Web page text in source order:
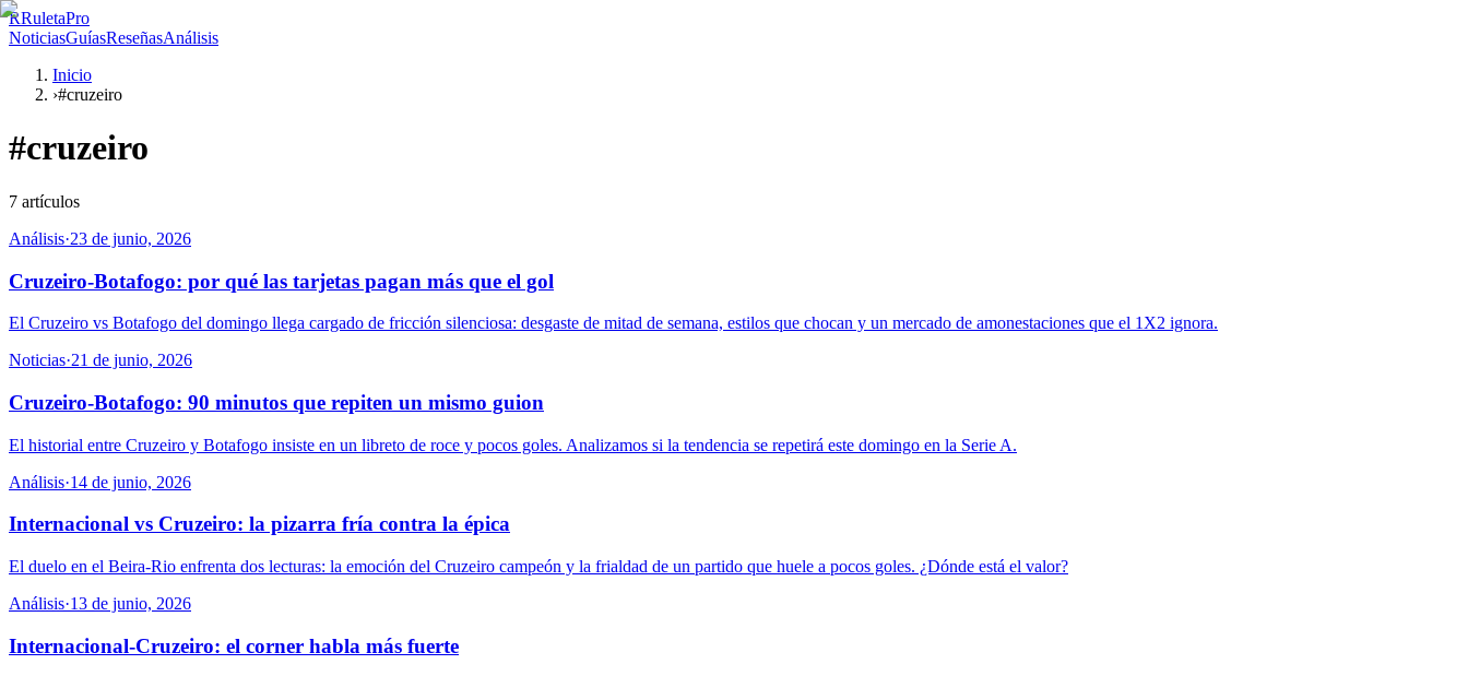
RRuletaPro
NoticiasGuíasReseñasAnálisis
Inicio
›#cruzeiro
#cruzeiro
7 artículos
Análisis·23 de junio, 2026
Cruzeiro-Botafogo: por qué las tarjetas pagan más que el gol
El Cruzeiro vs Botafogo del domingo llega cargado de fricción silenciosa: desgaste de mitad de semana, estilos que chocan y un mercado de amonestaciones que el 1X2 ignora.
Noticias·21 de junio, 2026
Cruzeiro-Botafogo: 90 minutos que repiten un mismo guion
El historial entre Cruzeiro y Botafogo insiste en un libreto de roce y pocos goles. Analizamos si la tendencia se repetirá este domingo en la Serie A.
Análisis·14 de junio, 2026
Internacional vs Cruzeiro: la pizarra fría contra la épica
El duelo en el Beira-Rio enfrenta dos lecturas: la emoción del Cruzeiro campeón y la frialdad de un partido que huele a pocos goles. ¿Dónde está el valor?
Análisis·13 de junio, 2026
Internacional-Cruzeiro: el corner habla más fuerte